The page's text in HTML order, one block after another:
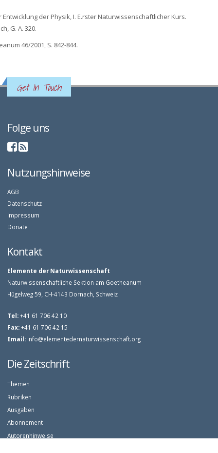
der Physik, I. E.rster Naturwissenschaftlicher Kurs.
G. A. 320.
46/2001, S. 842-844.
Get In Touch
Folge uns
Nutzungshinweise
AGB
Datenschutz
Impressum
Donate
Kontakt
Elemente der Naturwissenschaft
Naturwissenschaftliche Sektion am Goetheanum
Hügelweg 59, CH-4143 Dornach, Schweiz
Tel:+41 61 706 42 10
Fax:+41 61 706 42 15
Email: info@elementedernaturwissenschaft.org
Die Zeitschrift
Themen
Rubriken
Ausgaben
Abonnement
Autorenhinweise